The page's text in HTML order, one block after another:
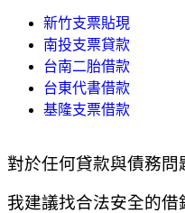
新竹支票貼現
南投支票貸款
台南二胎借款
台東代書借款
基隆支票借款
對於任何貸款與債務
我建議找合法安全的